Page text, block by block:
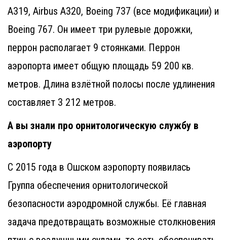
A319, Airbus A320, Boeing 737 (все модификации) и
Boeing 767. Он имеет три рулевые дорожки,
перрон располагает 9 стоянками. Перрон
аэропорта имеет общую площадь 59 200 кв.
метров. Длина взлётной полосы после удлинения
составляет 3 212 метров.
А вы знали про орнитологическую службу в
аэропорту
С 2015 года в Ошском аэропорту появилась
Группа обеспечения орнитологической
безопасности аэродромной службы. Её главная
задача предотвращать возможные столкновения